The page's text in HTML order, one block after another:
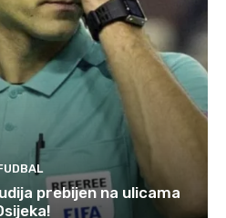
prebijen na ulicama